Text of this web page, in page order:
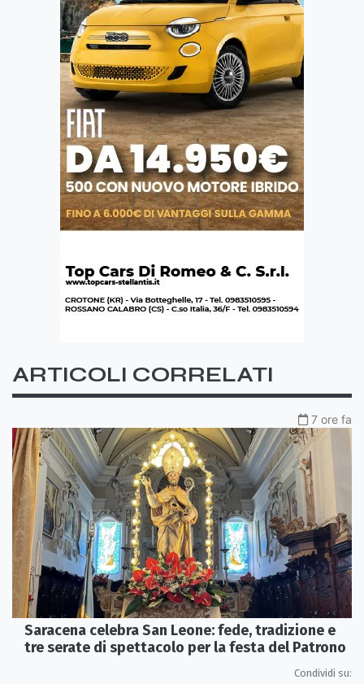
ARTICOLI CORRELATI
7 ore fa
Saracena celebra San Leone: fede, tradizione e
tre serate di spettacolo per la festa del Patrono
Condividi su: